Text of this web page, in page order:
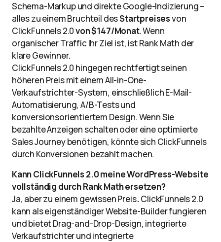
Schema-Markup und direkte Google-Indizierung –
alles zu einem Bruchteil desStartpreisesvon
ClickFunnels 2.0von $147/Monat. Wenn
organischer Traffic Ihr Ziel ist, ist Rank Math der
klare Gewinner.
ClickFunnels 2.0 hingegen rechtfertigt seinen
höheren Preis mit einem All-in-One-
Verkaufstrichter-System, einschließlich E-Mail-
Automatisierung, A/B-Tests und
konversionsorientiertem Design. Wenn Sie
bezahlte Anzeigen schalten oder eine optimierte
Sales Journey benötigen, könnte sich ClickFunnels
durch Konversionen bezahlt machen.
Kann ClickFunnels 2.0 meine WordPress-Website
vollständig durch Rank Math ersetzen?
Ja, aber zu einem gewissen Preis.ClickFunnels 2.0
kann als eigenständiger Website-Builder fungieren
und bietet Drag-and-Drop-Design, integrierte
Verkaufstrichter und integrierte